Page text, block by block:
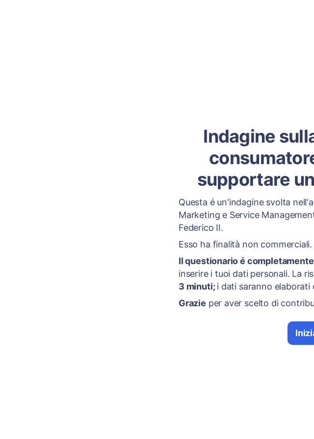
Indagine
supportare
Questa é un'indagine svolta
Marketing e Service
Federico II.
Esso ha finalità non commerciali.
Il questionario é
inserire i tuoi dati personali. La
3 minuti;i dati saranno elaborati
Grazie per aver scelto di